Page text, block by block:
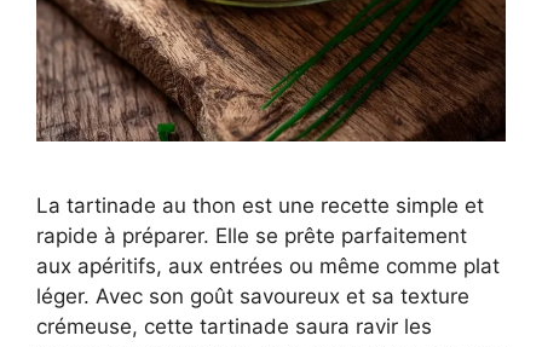
La tartinade au thon est une recette simple et
rapide à préparer. Elle se prête parfaitement
aux apéritifs, aux entrées ou même comme plat
léger. Avec son goût savoureux et sa texture
crémeuse, cette tartinade saura ravir les